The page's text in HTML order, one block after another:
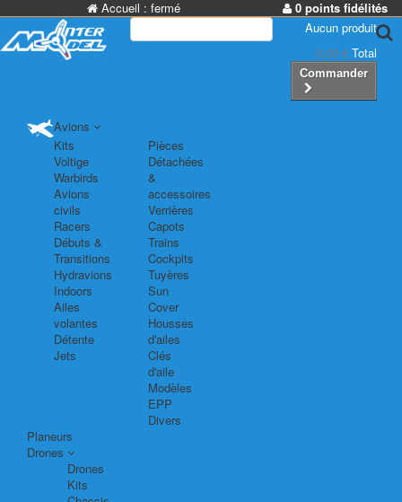
Accueil : fermé
0 points fidélités
Aucun produit
0,00 € Total
Commander
Avions
Kits
Voltige
Warbirds
Avions
civils
Racers
Débuts &
Transitions
Hydravions
Indoors
Ailes
volantes
Détente
Jets
Pièces
Détachées
&
accessoires
Verrières
Capots
Trains
Cockpits
Tuyères
Sun
Cover
Housses
d'ailes
Clés
d'aile
Modèles
EPP
Divers
Planeurs
Drones
Drones
Kits